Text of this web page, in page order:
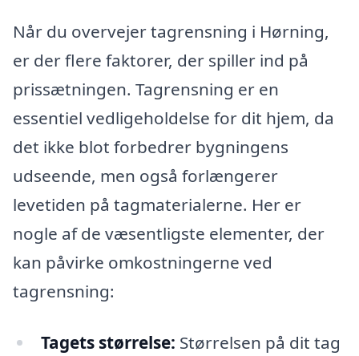
Når du overvejer tagrensning i Hørning,
er der flere faktorer, der spiller ind på
prissætningen. Tagrensning er en
essentiel vedligeholdelse for dit hjem, da
det ikke blot forbedrer bygningens
udseende, men også forlængerer
levetiden på tagmaterialerne. Her er
nogle af de væsentligste elementer, der
kan påvirke omkostningerne ved
tagrensning:
Tagets størrelse: Størrelsen på dit tag